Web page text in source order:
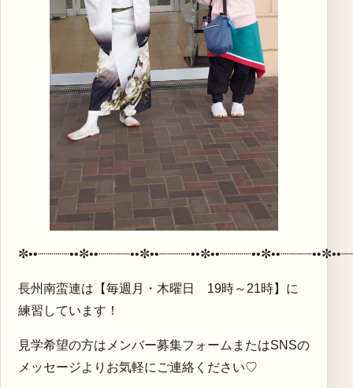
長州南蛮連は【毎週月・木曜日 19時～21時】に
練習しています！
見学希望の方はメンバー募集フォームまたはSNSの
メッセージよりお気軽にご連絡ください♡